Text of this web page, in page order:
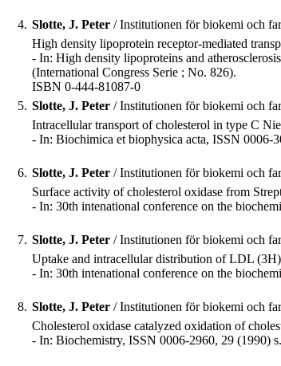
4. Slotte, J. Peter / Institutionen för biokemi och
High density lipoprotein receptor-mediated
- In: High density lipoproteins and
(International Congress Serie ; No. 826).
ISBN 0-444-81087-0
5. Slotte, J. Peter / Institutionen för biokemi och
Intracellular transport of cholesterol in type C
- In: Biochimica et biophysica acta, ISSN 0006-
6. Slotte, J. Peter / Institutionen för biokemi och
Surface activity of cholesterol oxidase from
- In: 30th intenational conference on the
7. Slotte, J. Peter / Institutionen för biokemi och
Uptake and intracellular distribution of LDL
- In: 30th intenational conference on the
8. Slotte, J. Peter / Institutionen för biokemi och
Cholesterol oxidase catalyzed oxidation of
- In: Biochemistry, ISSN 0006-2960, 29 (1990)